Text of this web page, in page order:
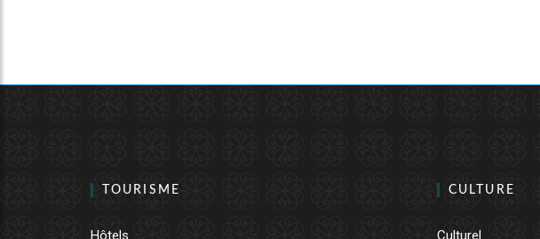
TOURISME
Hôtels
CULTURE
Culturel